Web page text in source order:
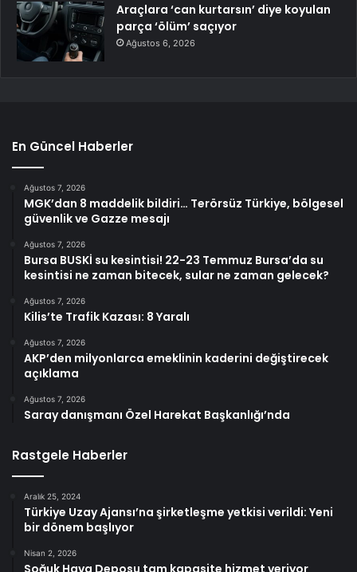
Araçlara ‘can kurtarsın’ diye koyulan
parça ‘ölüm’ saçıyor
Ağustos 6, 2026
En Güncel Haberler
Ağustos 7, 2026
MGK’dan 8 maddelik bildiri… Terörsüz Türkiye, bölgesel
güvenlik ve Gazze mesajı
Ağustos 7, 2026
Bursa BUSKİ su kesintisi! 22-23 Temmuz Bursa’da su
kesintisi ne zaman bitecek, sular ne zaman gelecek?
Ağustos 7, 2026
Kilis’te Trafik Kazası: 8 Yaralı
Ağustos 7, 2026
AKP’den milyonlarca emeklinin kaderini değiştirecek
açıklama
Ağustos 7, 2026
Saray danışmanı Özel Harekat Başkanlığı’nda
Rastgele Haberler
Aralık 25, 2024
Türkiye Uzay Ajansı’na şirketleşme yetkisi verildi: Yeni
bir dönem başlıyor
Nisan 2, 2026
Soğuk Hava Deposu tam kapasite hizmet veriyor